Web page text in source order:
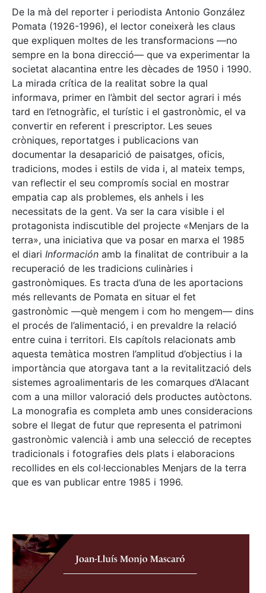
De la mà del reporter i periodista Antonio González
Pomata (1926-1996), el lector coneixerà les claus
que expliquen moltes de les transformacions —no
sempre en la bona direcció— que va experimentar la
societat alacantina entre les dècades de 1950 i 1990.
La mirada crítica de la realitat sobre la qual
informava, primer en l’àmbit del sector agrari i més
tard en l’etnogràfic, el turístic i el gastronòmic, el va
convertir en referent i prescriptor. Les seues
cròniques, reportatges i publicacions van
documentar la desaparició de paisatges, oficis,
tradicions, modes i estils de vida i, al mateix temps,
van reflectir el seu compromís social en mostrar
empatia cap als problemes, els anhels i les
necessitats de la gent. Va ser la cara visible i el
protagonista indiscutible del projecte «Menjars de la
terra», una iniciativa que va posar en marxa el 1985
el diari Información amb la finalitat de contribuir a la
recuperació de les tradicions culinàries i
gastronòmiques. Es tracta d’una de les aportacions
més rellevants de Pomata en situar el fet
gastronòmic —què mengem i com ho mengem— dins
el procés de l’alimentació, i en prevaldre la relació
entre cuina i territori. Els capítols relacionats amb
aquesta temàtica mostren l’amplitud d’objectius i la
importància que atorgava tant a la revitalització dels
sistemes agroalimentaris de les comarques d’Alacant
com a una millor valoració dels productes autòctons.
La monografia es completa amb unes consideracions
sobre el llegat de futur que representa el patrimoni
gastronòmic valencià i amb una selecció de receptes
tradicionals i fotografies dels plats i elaboracions
recollides en els col·leccionables Menjars de la terra
que es van publicar entre 1985 i 1996.